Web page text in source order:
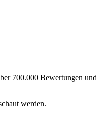
700.000 Bewertungen
werden.